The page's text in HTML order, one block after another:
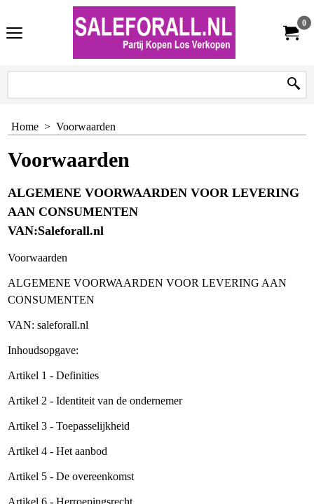
0
Home > Voorwaarden
Voorwaarden
ALGEMENE VOORWAARDEN VOOR LEVERING
AAN CONSUMENTEN
VAN:Saleforall.nl
Voorwaarden
ALGEMENE VOORWAARDEN VOOR LEVERING AAN
CONSUMENTEN
VAN: saleforall.nl
Inhoudsopgave:
Artikel 1 - Definities
Artikel 2 - Identiteit van de ondernemer
Artikel 3 - Toepasselijkheid
Artikel 4 - Het aanbod
Artikel 5 - De overeenkomst
Artikel 6 - Herroepingsrecht